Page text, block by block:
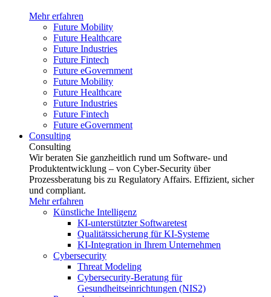
Mehr erfahren
Future Mobility
Future Healthcare
Future Industries
Future Fintech
Future eGovernment
Future Mobility
Future Healthcare
Future Industries
Future Fintech
Future eGovernment
Consulting
Consulting
Wir beraten Sie ganzheitlich rund um Software- und
Produktentwicklung – von Cyber-Security über
Prozessberatung bis zu Regulatory Affairs. Effizient, sicher
und compliant.
Mehr erfahren
Künstliche Intelligenz
KI-unterstützter Softwaretest
Qualitätssicherung für KI-Systeme
KI-Integration in Ihrem Unternehmen
Cybersecurity
Threat Modeling
Cybersecurity-Beratung für
Gesundheitseinrichtungen (NIS2)